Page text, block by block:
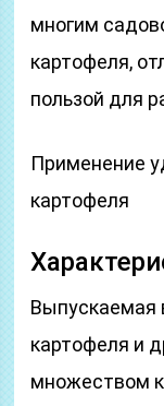
многим
картофеля,
пользой для
Применение
картофеля
Выпускаемая
картофеля и
множеством